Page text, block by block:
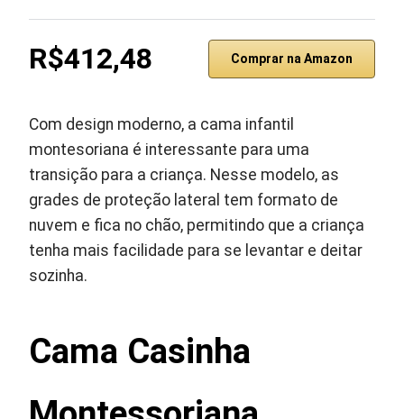
R$412,48 Comprar na Amazon
Com design moderno, a cama infantil
montesoriana é interessante para uma
transição para a criança. Nesse modelo, as
grades de proteção lateral tem formato de
nuvem e fica no chão, permitindo que a criança
tenha mais facilidade para se levantar e deitar
sozinha.
Cama Casinha